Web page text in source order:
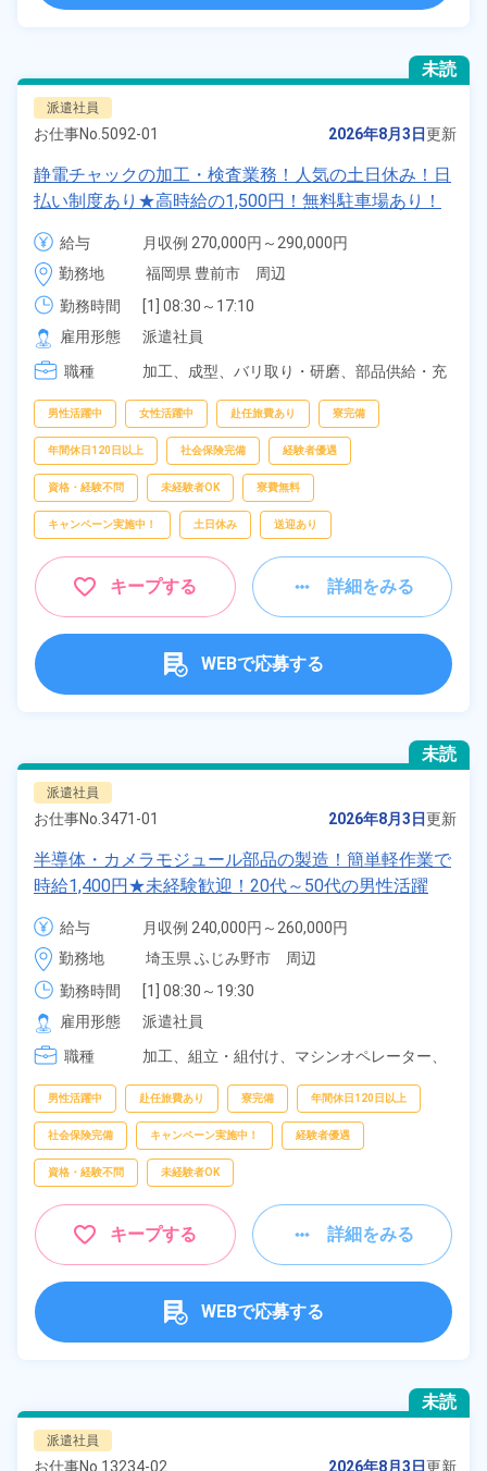
未読
派遣社員
お仕事No. 5092-01 2026年8月3日更新
静電チャックの加工・検査業務！人気の土日休み！日
払い制度あり★高時給の1,500円！無料駐車場あり！
車・バイク・自転車通勤可！未経験者大歓迎★《福岡
県豊前市》
給与
月収例 270,000円～290,000円
時給 1,500円～1,500円
勤務地
福岡県 豊前市　周辺
勤務時間
[1] 08:30～17:10
[2] 06:00～14:30
[3] 14:20～22:50
雇用形態
派遣社員
職種
加工、 成型、 バリ取り・研磨、 部品供給・充
入力
男性活躍中 女性活躍中 赴任旅費あり 寮完備
年間休日120日以上 社会保険完備 経験者優遇
資格・経験不問 未経験者OK 寮費無料
キャンペーン実施中！ 土日休み 送迎あり
キープする 詳細をみる
WEBで応募する
未読
派遣社員
お仕事No. 3471-01 2026年8月3日更新
半導体・カメラモジュール部品の製造！簡単軽作業で
時給1,400円★未経験歓迎！20代～50代の男性活躍
中！ピンチに嬉しい日払い制度あり★備品付きワンル
ーム寮完備！《埼玉県ふじみ野市》
給与
月収例 240,000円～260,000円
時給 1,400円～1,400円
勤務地
埼玉県 ふじみ野市　周辺
勤務時間
[1] 08:30～19:30
[2] 20:30～07:30
[3] 08:30～17:30
雇用形態
派遣社員
職種
加工、 組立・組付け、 マシンオペレーター、
男性活躍中 赴任旅費あり 寮完備 年間休日120日以上
社会保険完備 キャンペーン実施中！ 経験者優遇
資格・経験不問 未経験者OK
キープする 詳細をみる
WEBで応募する
未読
派遣社員
お仕事No. 13234-02 2026年8月3日更新